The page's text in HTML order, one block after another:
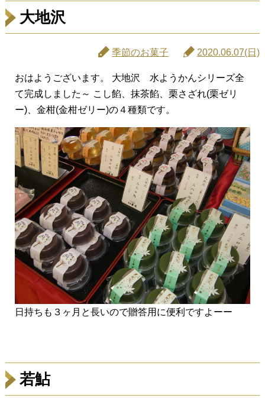
大地沢
季節のお菓子 2020.06.07(日)
おはようございます。 大地沢 水ようかんシリーズ全
て完成しました～ こし餡、抹茶餡、栗さざれ(栗ゼリ
ー)、金柑(金柑ゼリー)の４種類です。
日持ちも３ヶ月と長いので贈答用に便利ですよーー
若鮎